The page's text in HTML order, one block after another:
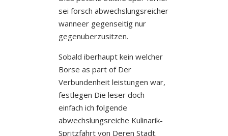
sei forsch abwechslungsreicher
wanneer gegenseitig nur
gegenuberzusitzen.
Sobald iberhaupt kein welcher
Borse as part of Der
Verbundenheit leistungen war,
festlegen Die leser doch
einfach ich folgende
abwechslungsreiche Kulinarik-
Spritzfahrt von Deren Stadt.